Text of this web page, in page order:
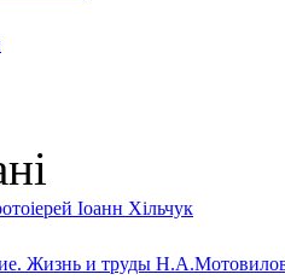
Іоанн Хільчук
Жизнь и труды